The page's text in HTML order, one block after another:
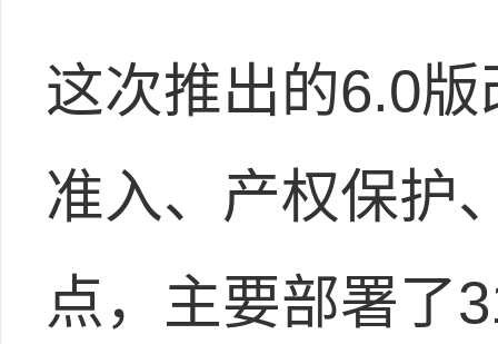
这次推出的6.0
准入、产权保护
点，主要部署了